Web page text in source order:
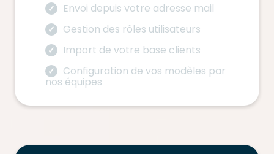
✓ Envoi depuis votre adresse mail
✓ Gestion des rôles utilisateurs
✓ Import de votre base clients
✓ Configuration de vos modèles par
nos équipes